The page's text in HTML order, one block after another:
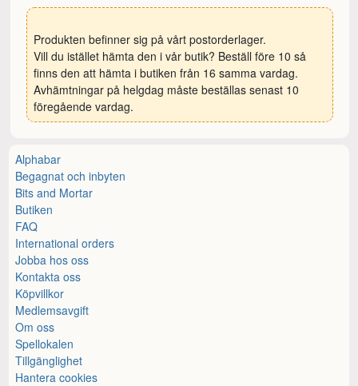
Produkten befinner sig på vårt postorderlager.
Vill du istället hämta den i vår butik? Beställ före 10 så
finns den att hämta i butiken från 16 samma vardag.
Avhämtningar på helgdag måste beställas senast 10
föregående vardag.
Alphabar
Begagnat och inbyten
Bits and Mortar
Butiken
FAQ
International orders
Jobba hos oss
Kontakta oss
Köpvillkor
Medlemsavgift
Om oss
Spellokalen
Tillgänglighet
Hantera cookies